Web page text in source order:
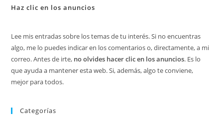
Haz clic en los anuncios
Lee mis entradas sobre los temas de tu interés. Si no encuentras
algo, me lo puedes indicar en los comentarios o, directamente, a mi
correo. Antes de irte, no olvides hacer clic en los anuncios. Es lo
que ayuda a mantener esta web. Si, además, algo te conviene,
mejor para todos.
Categorías